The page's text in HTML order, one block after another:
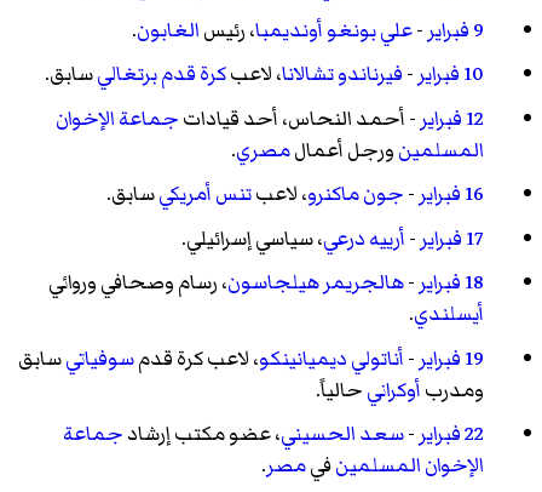
9 فبراير
-علي بونغو أونديمبا، رئيسالغابون.
10 فبراير
-فيرناندو تشالانا، لاعبكرة قدمبرتغاليسابق.
12 فبراير
-أحمد النحاس، أحد قياداتجماعة الإخوان
المسلمينورجل أعمالمصري.
16 فبراير
-جون ماكنرو، لاعبتنسأمريكيسابق.
17 فبراير
-أرييه درعي، سياسي إسرائيلي.
18 فبراير
-هالجريمر هيلجاسون، رسام وصحافي وروائي
أيسلندي.
19 فبراير
-أناتولي ديميانينكو، لاعب كرة قدمسوفياتيسابق
ومدربأوكرانيحالياً.
22 فبراير
-سعد الحسيني، عضو مكتب إرشادجماعة
الإخوان المسلمينفيمصر.